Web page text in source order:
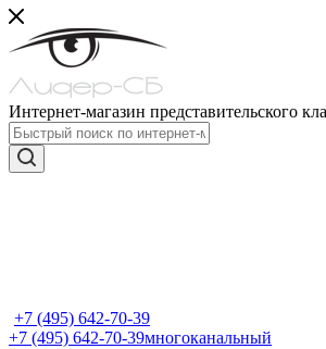
Интернет-магазин представительского
+7 (495) 642-70-39
+7 (495) 642-70-39многоканальный